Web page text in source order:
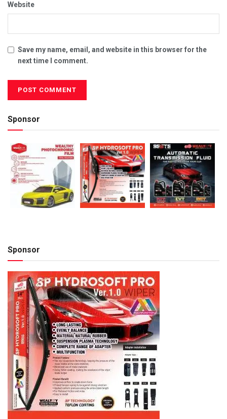
Website
Save my name, email, and website in this browser for the
next time I comment.
Sponsor
Sponsor